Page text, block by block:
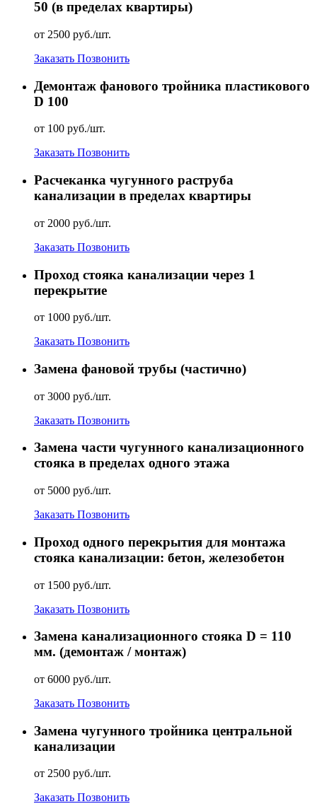
50 (в пределах квартиры)
от 2500 руб./шт.
Заказать Позвонить
Демонтаж фанового тройника пластикового
D 100
от 100 руб./шт.
Заказать Позвонить
Расчеканка чугунного раструба
канализации в пределах квартиры
от 2000 руб./шт.
Заказать Позвонить
Проход стояка канализации через 1
перекрытие
от 1000 руб./шт.
Заказать Позвонить
Замена фановой трубы (частично)
от 3000 руб./шт.
Заказать Позвонить
Замена части чугунного канализационного
стояка в пределах одного этажа
от 5000 руб./шт.
Заказать Позвонить
Проход одного перекрытия для монтажа
стояка канализации: бетон, железобетон
от 1500 руб./шт.
Заказать Позвонить
Замена канализационного стояка D = 110
мм. (демонтаж / монтаж)
от 6000 руб./шт.
Заказать Позвонить
Замена чугунного тройника центральной
канализации
от 2500 руб./шт.
Заказать Позвонить